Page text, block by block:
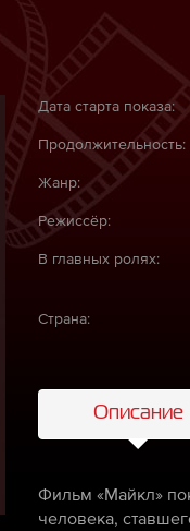
Дата старта показа:
Продолжительность:
Жанр:
Режиссёр:
В главных ролях:
Страна:
Описание
Фильм «Майкл»
человека,